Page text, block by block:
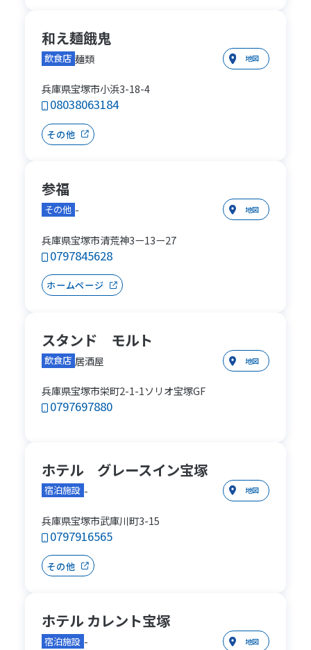
和え麺餓鬼
飲食店 麺類 地図
兵庫県宝塚市小浜3-18-4
08038063184
その他
参福
その他 - 地図
兵庫県宝塚市清荒神3ー13ー27
0797845628
ホームページ
スタンド モルト
飲食店 居酒屋 地図
兵庫県宝塚市栄町2-1-1ソリオ宝塚GF
0797697880
ホテル グレースイン宝塚
宿泊施設 - 地図
兵庫県宝塚市武庫川町3-15
0797916565
その他
ホテル カレント宝塚
宿泊施設 - 地図